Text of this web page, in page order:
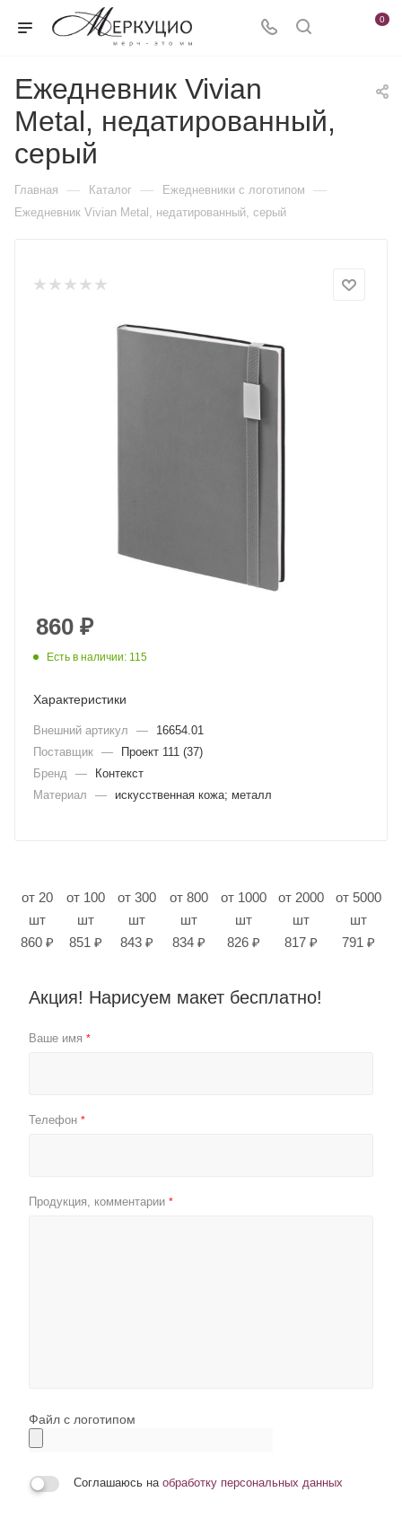
0
Ежедневник Vivian
Metal, недатированный,
серый
Главная — Каталог — Ежедневники c логотипом —
Ежедневник Vivian Metal, недатированный, серый
860 ₽
Есть в наличии: 115
Характеристики
Внешний артикул —
16654.01
Поставщик —
Проект 111 (37)
Бренд
—
Контекст
Материал
— искусственная кожа; металл
от 20
шт
860 ₽
от 100
шт
851 ₽
от 300
шт
843 ₽
от 800
шт
834 ₽
от 1000
шт
826 ₽
от 2000
шт
817 ₽
от 5000
шт
791 ₽
Акция! Нарисуем макет бесплатно!
Ваше имя *
Телефон *
Продукция, комментарии *
Файл с логотипом
Соглашаюсь на обработку персональных данных